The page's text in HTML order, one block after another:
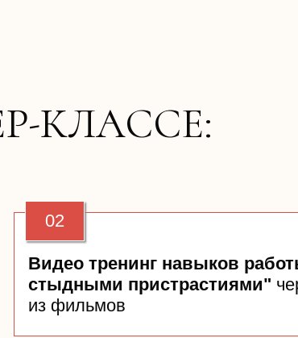
КЛАССЕ:
Видео тренинг навыков
стыдными пристрастиями"
из фильмов
02